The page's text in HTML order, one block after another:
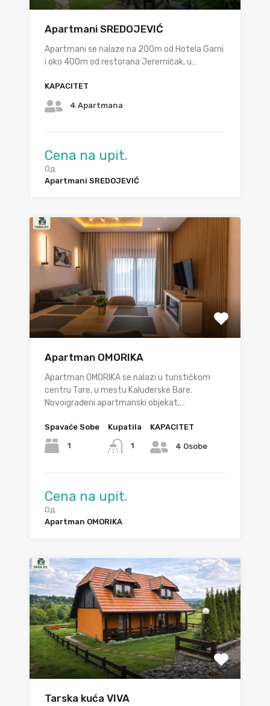
Apartmani SREDOJEVIĆ
Apartmani se nalaze na 200m od Hotela Garni
i oko 400m od restorana Jeremičak, u…
KAPACITET
4 Apartmana
Cena na upit.
Од
Apartmani SREDOJEVIĆ
Apartman OMORIKA
Apartman OMORIKA se nalazi u turističkom
centru Tare, u mestu Kaluđerske Bare.
Novoigrađeni apartmanski objekat,…
Spavaće Sobe
1
Kupatila
1
KAPACITET
4 Osobe
Cena na upit.
Од
Apartman OMORIKA
Tarska kuća VIVA